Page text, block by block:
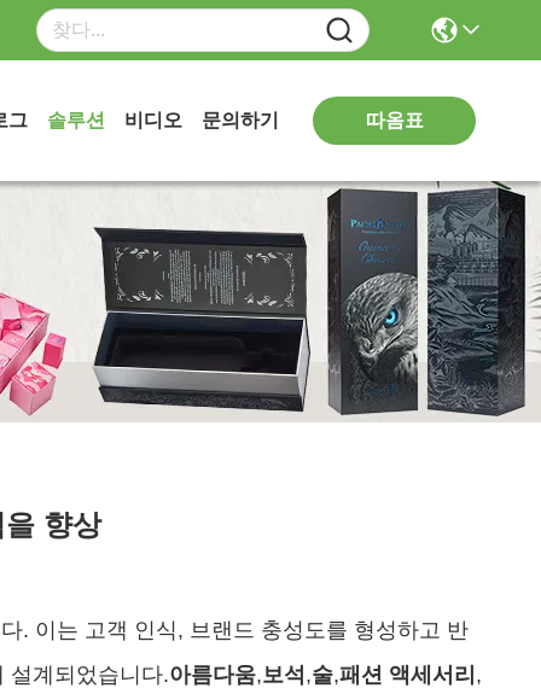
그 솔루션 비디오 문의하기 따옴표
향상
. 이는 고객 인식, 브랜드 충성도를 형성하고 반
설계되었습니다.아름다움,보석 ,술,패션 액세서리 ,